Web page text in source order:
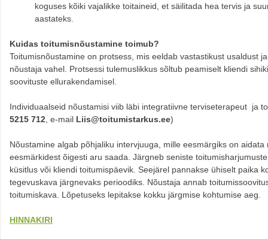
koguses kõiki vajalikke toitaineid, et säilitada hea tervis ja
aastateks.
Kuidas toitumisnõustamine toimub?
Toitumisnõustamine on protsess, mis eeldab vastastikust usaldust
nõustaja vahel. Protsessi tulemuslikkus sõltub peamiselt kliendi
soovituste ellurakendamisel.
Individuaalseid nõustamisi viib läbi integratiivne terviseterapeut ja
5215 712 , e-mail Liis@toitumistarkus.ee)
Nõustamine algab põhjaliku intervjuuga, mille eesmärgiks on
eesmärkidest õigesti aru saada. Järgneb seniste
küsitlus või kliendi toitumispäevik. Seejärel pannakse ühiselt paika
tegevuskava järgnevaks perioodiks. Nõustaja annab
toitumiskava. Lõpetuseks lepitakse kokku järgmise kohtumise aeg.
HINNAKIRI